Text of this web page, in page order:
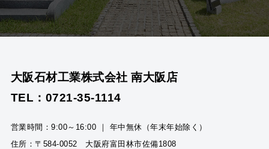
大阪石材工業株式会社 南大阪店
TEL：0721-35-1114
営業時間：9:00～16:00 ｜ 年中無休（年末年始除く）
住所：〒584-0052 大阪府富田林市佐備1808